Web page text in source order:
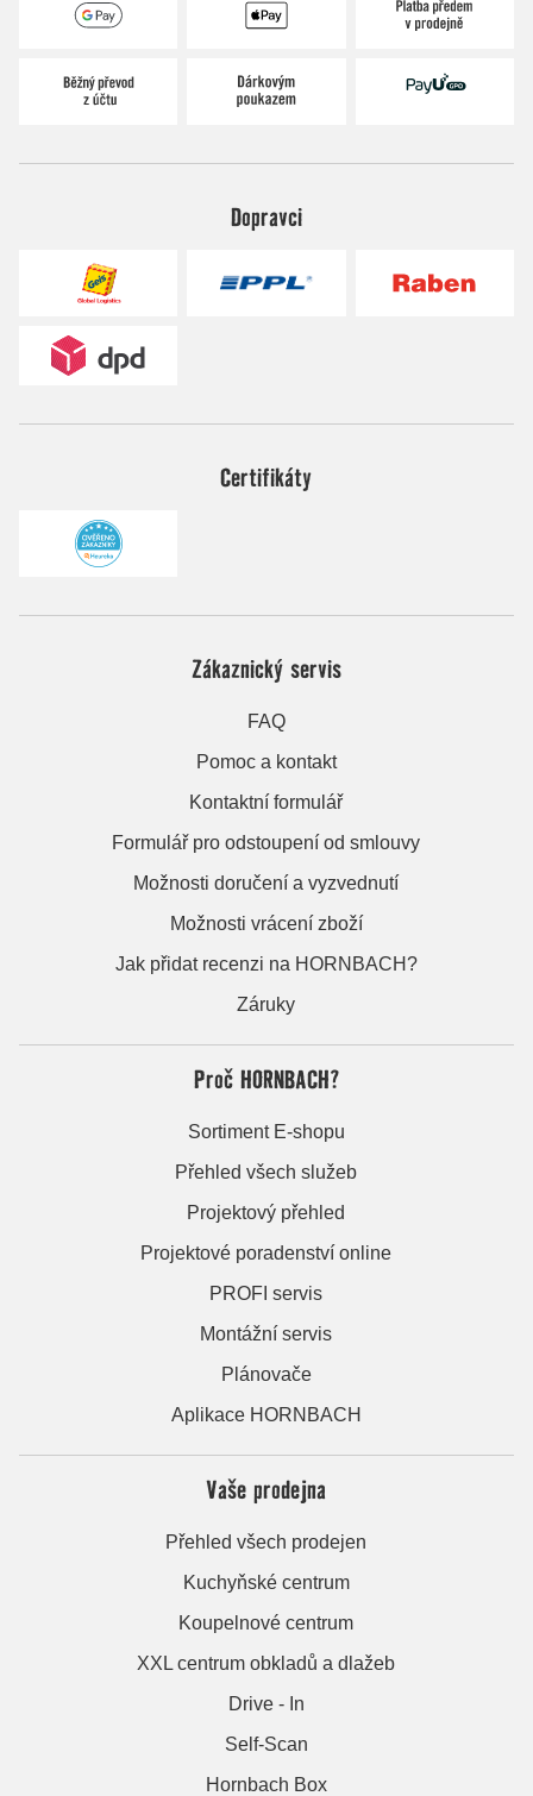
Dopravci
Certifikáty
Zákaznický servis
FAQ
Pomoc a kontakt
Kontaktní formulář
Formulář pro odstoupení od smlouvy
Možnosti doručení a vyzvednutí
Možnosti vrácení zboží
Jak přidat recenzi na HORNBACH?
Záruky
Proč HORNBACH?
Sortiment E-shopu
Přehled všech služeb
Projektový přehled
Projektové poradenství online
PROFI servis
Montážní servis
Plánovače
Aplikace HORNBACH
Vaše prodejna
Přehled všech prodejen
Kuchyňské centrum
Koupelnové centrum
XXL centrum obkladů a dlažeb
Drive - In
Self-Scan
Hornbach Box